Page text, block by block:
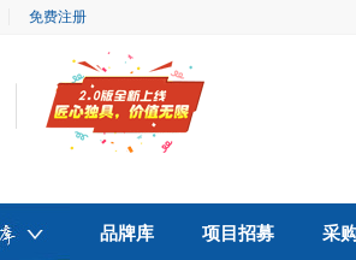
免费注册
品牌库 项目招募 采